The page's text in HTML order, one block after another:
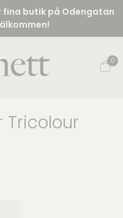
fina butik på Odengatan
0
Tricolour